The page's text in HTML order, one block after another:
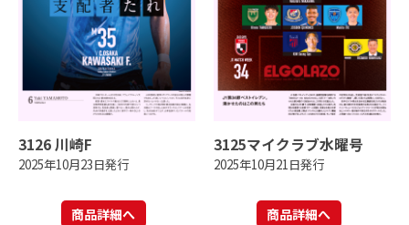
3126 川崎F
2025年10月23日発行
商品詳細へ
3125マイクラブ水曜号
2025年10月21日発行
商品詳細へ